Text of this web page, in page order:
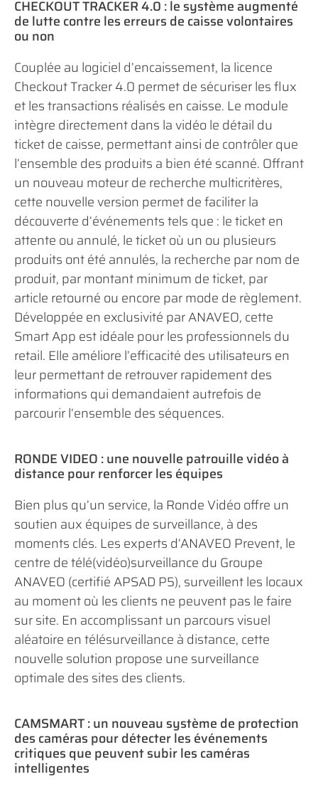
CHECKOUT TRACKER 4.0 : le système augmenté
de lutte contre les erreurs de caisse volontaires
ou non
Couplée au logiciel d’encaissement, la licence
Checkout Tracker 4.0 permet de sécuriser les flux
et les transactions réalisés en caisse. Le module
intègre directement dans la vidéo le détail du
ticket de caisse, permettant ainsi de contrôler que
l’ensemble des produits a bien été scanné. Offrant
un nouveau moteur de recherche multicritères,
cette nouvelle version permet de faciliter la
découverte d’événements tels que : le ticket en
attente ou annulé, le ticket où un ou plusieurs
produits ont été annulés, la recherche par nom de
produit, par montant minimum de ticket, par
article retourné ou encore par mode de règlement.
Développée en exclusivité par ANAVEO, cette
Smart App est idéale pour les professionnels du
retail. Elle améliore l’efficacité des utilisateurs en
leur permettant de retrouver rapidement des
informations qui demandaient autrefois de
parcourir l’ensemble des séquences.
RONDE VIDEO : une nouvelle patrouille vidéo à
distance pour renforcer les équipes
Bien plus qu’un service, la Ronde Vidéo offre un
soutien aux équipes de surveillance, à des
moments clés. Les experts d’ANAVEO Prevent, le
centre de télé(vidéo)surveillance du Groupe
ANAVEO (certifié APSAD P5), surveillent les locaux
au moment où les clients ne peuvent pas le faire
sur site. En accomplissant un parcours visuel
aléatoire en télésurveillance à distance, cette
nouvelle solution propose une surveillance
optimale des sites des clients.
CAMSMART : un nouveau système de protection
des caméras pour détecter les événements
critiques que peuvent subir les caméras
intelligentes